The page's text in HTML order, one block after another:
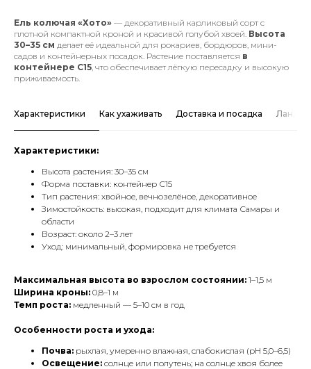
Ель колючая «Хотo» — декоративный карликовый сорт с
плотной компактной кроной и красивой голубой хвоей. Высота
30–35 см делает её идеальной для рокариев, бордюров, мини-
садов и контейнерных посадок. Растение поставляется в
контейнере С15, что обеспечивает лёгкую пересадку и высокую
приживаемость.
Характеристики Как ухаживать Доставка и посадка
Характеристики:
Высота растения: 30–35 см
Форма поставки: контейнер С15
Тип растения: хвойное, вечнозелёное, декоративное
Зимостойкость: высокая, подходит для климата Самары и
области
Возраст: около 2–3 лет
Уход: минимальный, формировка не требуется
Максимальная высота во взрослом состоянии: 1–1,5 м
Ширина кроны: 0,8–1 м
Темп роста: медленный — 5–10 см в год
Особенности роста и ухода:
Почва: рыхлая, умеренно влажная, слабокислая (pH 5,0–6,5)
Освещение: солнце или полутень; на солнце хвоя более